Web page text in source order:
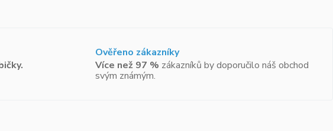
Ověřeno zákazníky
Více než 97 % zákazníků by doporučilo náš obchod
svým známým.